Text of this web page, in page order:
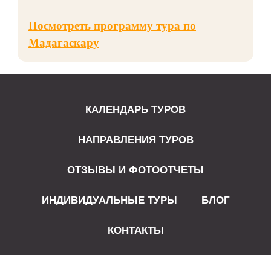
Посмотреть программу тура по
Мадагаскару
КАЛЕНДАРЬ ТУРОВ
НАПРАВЛЕНИЯ ТУРОВ
ОТЗЫВЫ И ФОТООТЧЕТЫ
ИНДИВИДУАЛЬНЫЕ ТУРЫ БЛОГ
КОНТАКТЫ